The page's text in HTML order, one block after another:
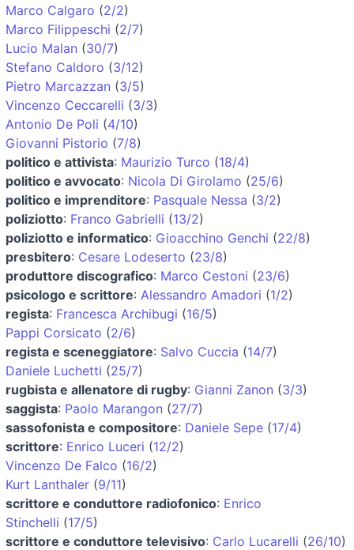
Marco Calgaro (2/2)
Marco Filippeschi (2/7)
Lucio Malan (30/7)
Stefano Caldoro (3/12)
Pietro Marcazzan (3/5)
Vincenzo Ceccarelli (3/3)
Antonio De Poli (4/10)
Giovanni Pistorio (7/8)
politico e attivista: Maurizio Turco (18/4)
politico e avvocato: Nicola Di Girolamo (25/6)
politico e imprenditore: Pasquale Nessa (3/2)
poliziotto: Franco Gabrielli (13/2)
poliziotto e informatico: Gioacchino Genchi (22/8)
presbitero: Cesare Lodeserto (23/8)
produttore discografico: Marco Cestoni (23/6)
psicologo e scrittore: Alessandro Amadori (1/2)
regista: Francesca Archibugi (16/5)
Pappi Corsicato (2/6)
regista e sceneggiatore: Salvo Cuccia (14/7)
Daniele Luchetti (25/7)
rugbista e allenatore di rugby: Gianni Zanon (3/3)
saggista: Paolo Marangon (27/7)
sassofonista e compositore: Daniele Sepe (17/4)
scrittore: Enrico Luceri (12/2)
Vincenzo De Falco (16/2)
Kurt Lanthaler (9/11)
scrittore e conduttore radiofonico: Enrico
Stinchelli (17/5)
scrittore e conduttore televisivo: Carlo Lucarelli (26/10)